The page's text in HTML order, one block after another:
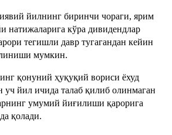
йилнинг биринчи чораги, ярим
натижаларига кўра дивидендлар
тегишли давр тугагандан кейин
мумкин.
қонуний ҳуқуқий вориси ёхуд
уч йил ичида талаб қилиб олинмаган
умумий йиғилиши қарорига
қолади.